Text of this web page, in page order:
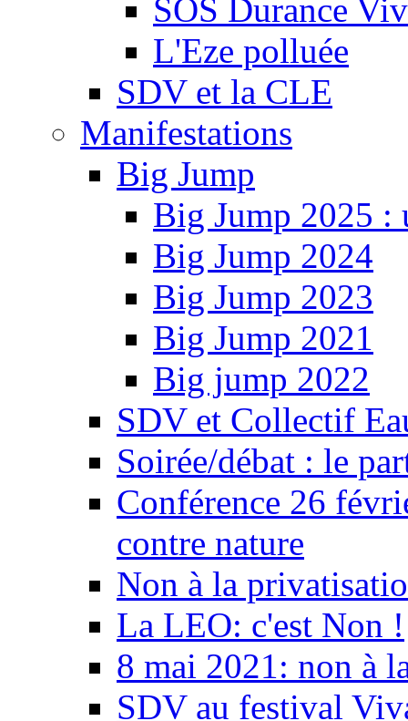
SOS Durance
L'Eze polluée
SDV et la CLE
Manifestations
Big Jump
Big Jump 2025 :
Big Jump 2024
Big Jump 2023
Big Jump 2021
Big jump 2022
SDV et Collectif
Soirée/débat : le
Conférence 26
contre nature
Non à la
La LEO: c'est Non !
8 mai 2021: non à
SDV au festival